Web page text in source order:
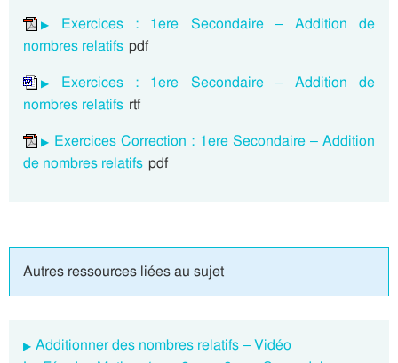
Exercices : 1ere Secondaire – Addition de
nombres relatifs pdf
Exercices : 1ere Secondaire – Addition de
nombres relatifs rtf
Exercices Correction : 1ere Secondaire – Addition
de nombres relatifs pdf
Autres ressources liées au sujet
Additionner des nombres relatifs – Vidéo